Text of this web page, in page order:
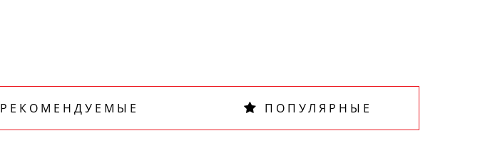
РЕКОМЕНДУЕМЫЕ ПОПУЛЯРНЫЕ